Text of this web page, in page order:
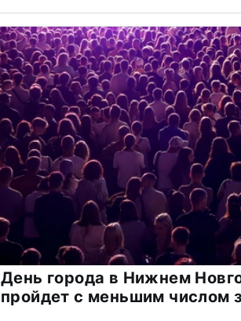
День города в Нижнем
пройдет с меньшим числом